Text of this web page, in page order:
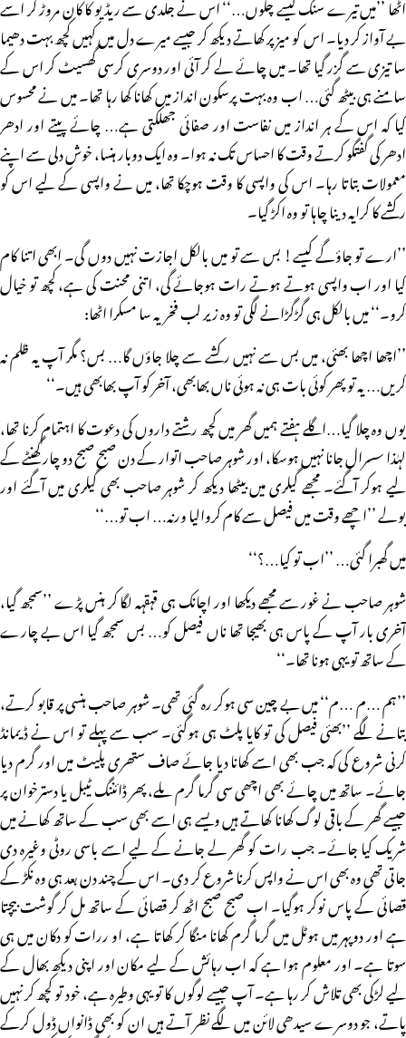
بے آواز کر دیا۔ اس کو میز پر کھاتے دیکھ کر جیسے میرے دل میں کہیں کچھ بہت دھیما
سا تیزی سے گزر گیا تھا۔ میں چائے لے کر آئی اور دوسری کرسی گھسیٹ کر اس کے
سامنے ہی بیٹھ گئی… اب وہ بہت پرسکون انداز میں کھانا کھا رہا تھا۔ میں نے محسوس
کیا کہ اس کے ہر انداز میں نفاست اور صفائی جھلکتی ہے… چائے پیتے اور ادھر
ادھر کی گفتگو کرتے وقت کا احساس تک نہ ہوا۔ وہ ایک دوبار ہنسا، خوش دلی سے اپنے
معمولات بتاتا رہا۔ اس کی واپسی کا وقت ہوچکا تھا، میں نے واپسی کے لیے اس کو
رکشے کا کرایہ دینا چاہا تو وہ اکڑ گیا۔
’’ارے تو جاؤگے کیسے! بس سے تو میں بالکل اجازت نہیں دوں گی۔ ابھی اتنا کام
کیا اور اب واپسی ہوتے ہوتے رات ہوجائے گی، اتنی محنت کی ہے، کچھ تو خیال
کرو۔‘‘ میں بالکل ہی گڑگڑانے لگی تو وہ زیر لب فخریہ سا مسکرا اٹھا:
’’اچھا اچھا بھئی، میں بس سے نہیں رکشے سے چلا جاؤں گا… بس؟ مگر آپ یہ ظلم نہ
کریں… یہ تو پھر کوئی بات ہی نہ ہوئی ناں بھابھی، آخر کو آپ بھابھی ہیں۔‘‘
یوں وہ چلا گیا…اگلے ہفتے ہمیں گھر میں کچھ رشتے داروں کی دعوت کا اہتمام کرنا تھا،
لہٰذا سسرال جانا نہیں ہوسکا، اور شوہر صاحب اتوار کے دن صبح صبح دو چار گھنٹے کے
لیے ہوکر آگئے۔ مجھے گیلری میں بیٹھا دیکھ کر شوہر صاحب بھی گیلری میں آگئے اور
بولے ’’اچھے وقت میں فیصل سے کام کروالیا ورنہ… اب تو…‘‘
میں گھبرا گئی… ’’اب تو کیا…؟‘‘
شوہر صاحب نے غور سے مجھے دیکھا اور اچانک ہی قہقہہ لگا کر ہنس پڑے ’’سمجھ گیا،
آخری بار آپ کے پاس ہی بھیجا تھا ناں فیصل کو… بس سمجھ گیا اس بے چارے
کے ساتھ تو یہی ہونا تھا۔‘‘
’’ہم …م …م‘‘ میں بے چین سی ہوکر رہ گئی تھی۔ شوہر صاحب ہنسی پر قابو کرتے،
بتانے لگے ’’بھئی فیصل کی تو کایا پلٹ ہی ہوگئی۔ سب سے پہلے تو اس نے ڈیمانڈ
کرنی شروع کی کہ جب بھی اسے کھانا دیا جائے صاف ستھری پلیٹ میں اور گرم دیا
جائے۔ ساتھ میں چائے بھی اچھی سی گرما گرم ملے، پھر ڈائننگ ٹیبل یا دسترخوان پر
جیسے گھر کے باقی لوگ کھانا کھاتے ہیں ویسے ہی اسے بھی سب کے ساتھ کھانے میں
شریک کیا جائے۔ جب رات کو گھر لے جانے کے لیے اسے باسی روٹی وغیرہ دی
جاتی تھی وہ بھی اس نے واپس کرنا شروع کر دی۔ اس کے چند دن بعد ہی وہ نکڑ کے
قصائی کے پاس نوکر ہوگیا۔ اب صبح صبح اٹھ کر قصائی کے ساتھ مل کر گوشت بیچتا
ہے اور دوپہر میں ہوٹل میں گرما گرم کھانا منگا کر کھاتا ہے، او ررات کو دکان میں ہی
سوتا ہے۔ اور معلوم ہوا ہے کہ اب رہائش کے لیے مکان اور اپنی دیکھ بھال کے
لیے لڑکی بھی تلاش کر رہا ہے۔ آپ جیسے لوگوں کا تو یہی وطیرہ ہے، خود تو کچھ کر نہیں
پاتے، جو دوسرے سیدھی لائن میں لگے نظر آتے ہیں ان کو بھی ڈانواں ڈول کرکے